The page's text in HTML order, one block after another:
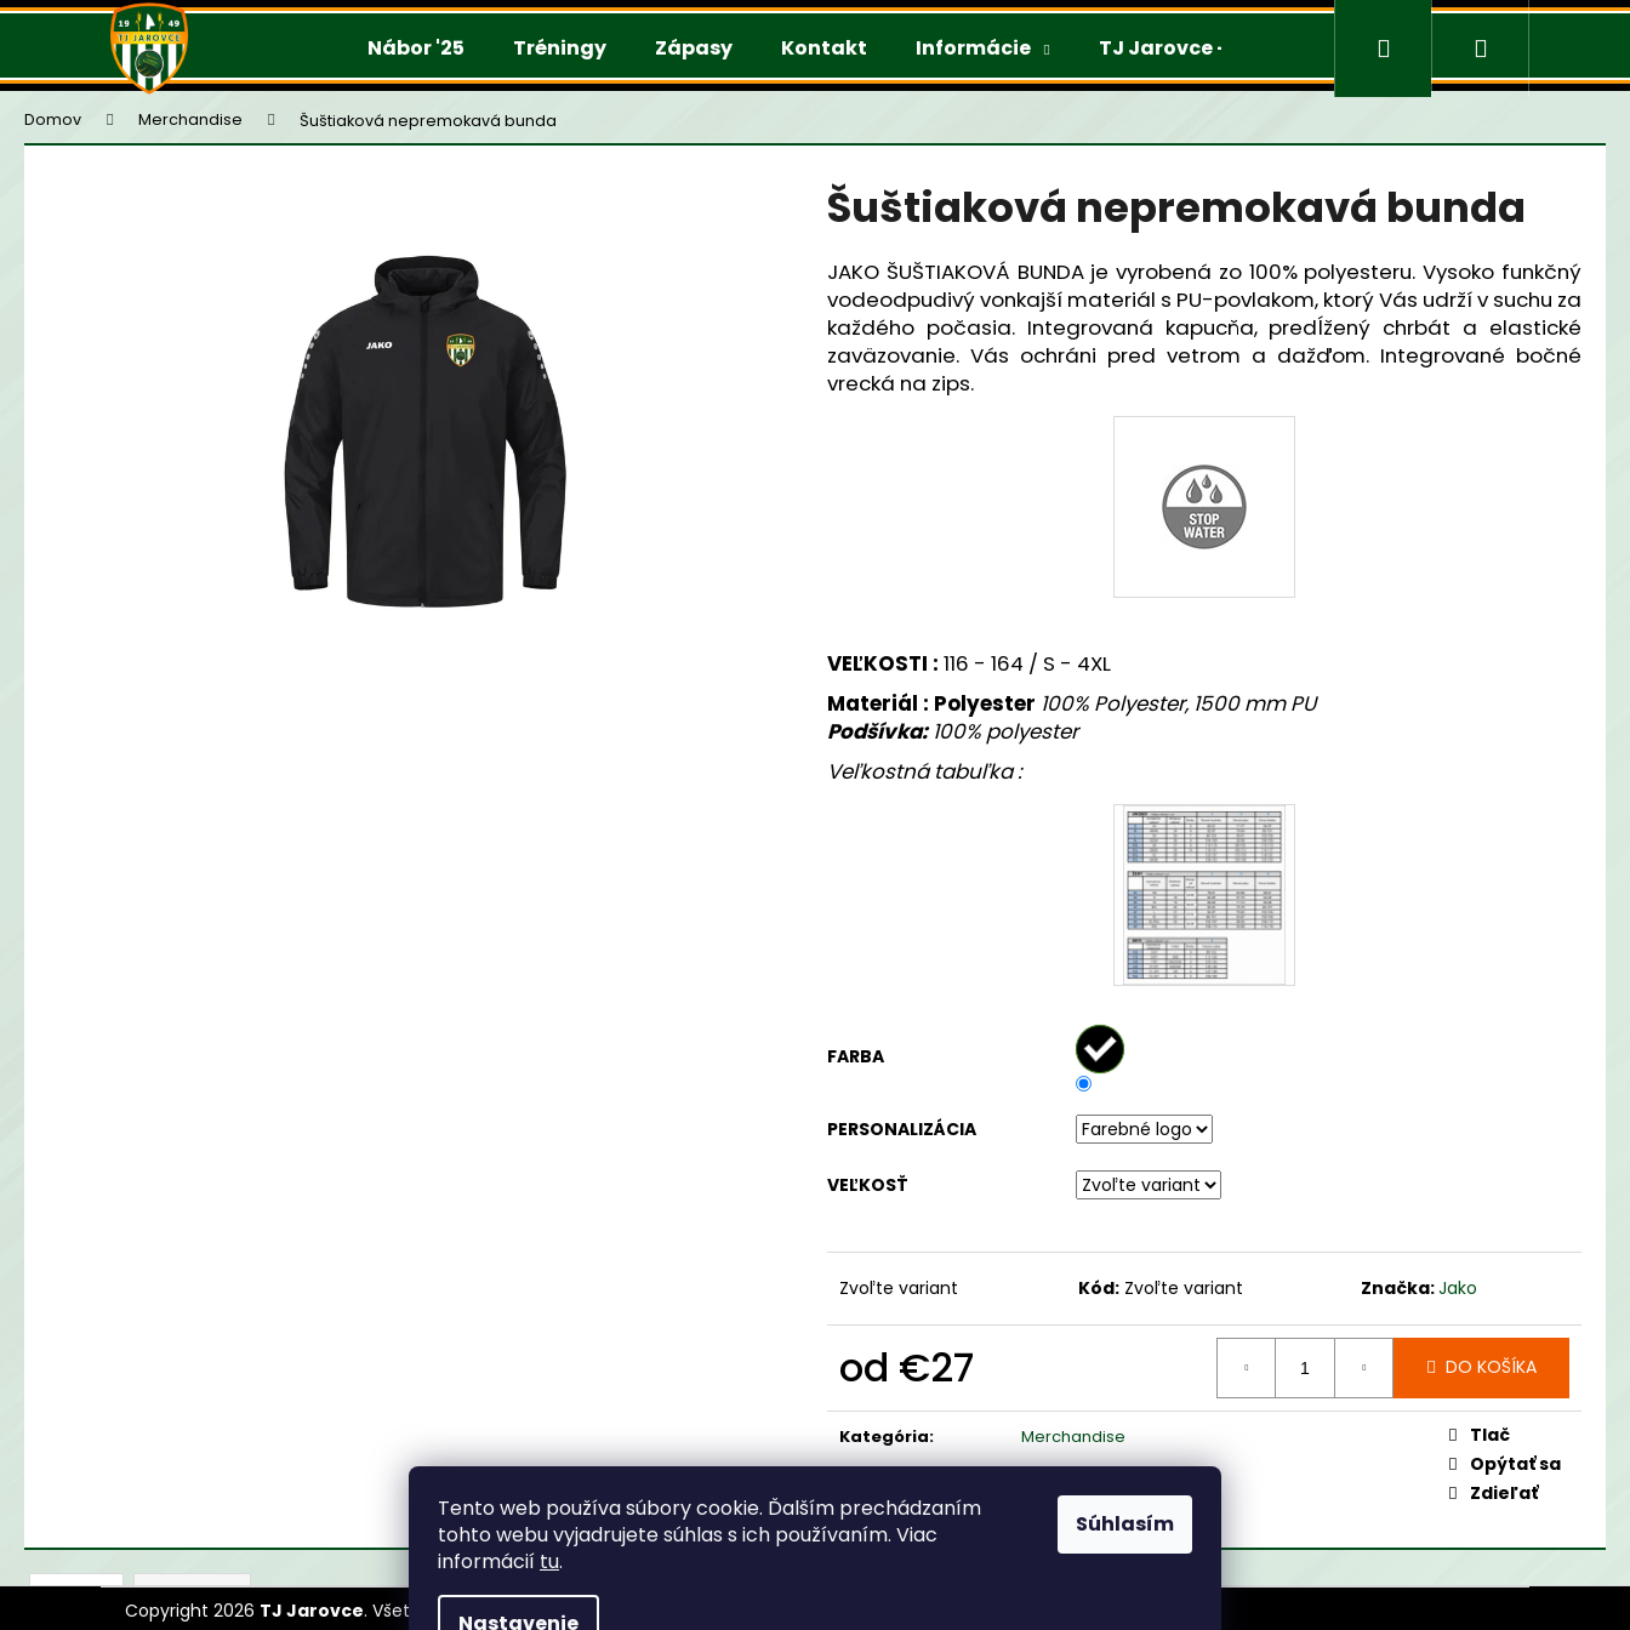
Tento web používa súbory cookie. Ďalším prechádzaním
tohto webu vyjadrujete súhlas s ich používaním. Viac
informácií tu.
Nastavenie
Súhlasím
Prejsť
Nábor '25 Tréningy Zápasy Kontakt Informácie TJ Jarovce - Mužstvá Merchandise
PrihlásenieNákupný
košík
Domov Merchandise Šuštiaková nepremokavá bunda
Šuštiaková nepremokavá bunda
JAKO ŠUŠTIAKOVÁ BUNDA je vyrobená zo 100% polyesteru.Vysoko funkčný
vodeodpudivý vonkajší materiál s PU-povlakom, ktorý Vás udrží v suchu za
každého počasia. Integrovaná kapucňa, predĺžený chrbát a elastické
zaväzovanie. Vás ochráni pred vetrom a dažďom. Integrované bočné
vrecká na zips.
VEĽKOSTI : 116 - 164 / S - 4XL
Materiál : Polyester 100% Polyester, 1500 mm PU
Podšívka:100% polyester
Veľkostná tabuľka :
FARBA
PERSONALIZÁCIA
VEĽKOSŤ
Zvoľte variant Kód: Zvoľte variant Značka:Jako
od €27
cena:
DO KOŠÍKA
Kategória: Merchandise
Tlač
Opýtať sa
Zdieľať
K
š
Čo potrebujete nájsť?
HĽADAŤ
KLUBOVÁ SÚPRAVA JAKO
JAKO ZIMNÁ BUNDA TEAM COACH
€60
ŠUŠTIAKOVÁ NEPREMOKAVÁ BUNDA
Z Copyright 2026 TJ Jarovce. Všetky práva vyhradené.